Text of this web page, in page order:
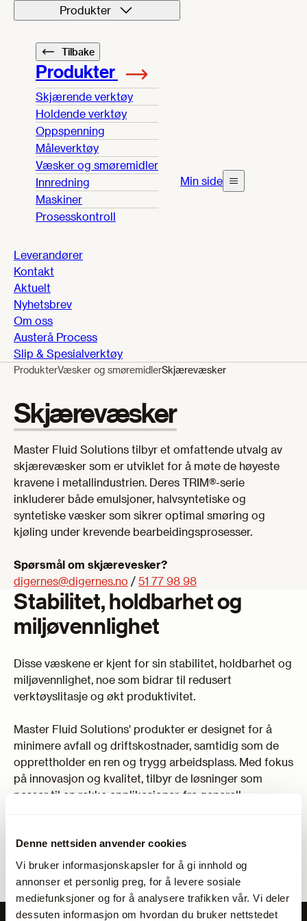
Denne nettsiden anvender cookies
Vi bruker informasjonskapsler for å gi innhold og
annonser et personlig preg, for å levere sosiale
mediefunksjoner og for å analysere trafikken vår. Vi deler
dessuten informasjon om hvordan du bruker nettstedet
Produkter
Tilbake
Produkter
Skjærende verktøy
Holdende verktøy
Oppspenning
Måleverktøy
Væsker og smøremidler
Innredning
Maskiner
Prosesskontroll
Leverandører
Kontakt
Aktuelt
Nyhetsbrev
Om oss
Austerå Process
Slip & Spesialverktøy
Min side
ProdukterVæsker og smøremidlerSkjærevæsker
Skjærevæsker
Master Fluid Solutions tilbyr et omfattende utvalg av
skjærevæsker som er utviklet for å møte de høyeste
kravene i metallindustrien. Deres TRIM®-serie
inkluderer både emulsjoner, halvsyntetiske og
syntetiske væsker som sikrer optimal smøring og
kjøling under krevende bearbeidingsprosesser.
Spørsmål om skjærevesker?
digernes@digernes.no / 51 77 98 98
Stabilitet, holdbarhet og
miljøvennlighet
Disse væskene er kjent for sin stabilitet, holdbarhet og
miljøvennlighet, noe som bidrar til redusert
verktøyslitasje og økt produktivitet.
Master Fluid Solutions' produkter er designet for å
minimere avfall og driftskostnader, samtidig som de
opprettholder en ren og trygg arbeidsplass. Med fokus
på innovasjon og kvalitet, tilbyr de løsninger som
passer til en rekke applikasjoner, fra generell
Deres skjærevæsker er anerkjent for å forbedre
overflatefinish og presisjon, noe som gjør dem til et
førstevalg for profesjonelle i verktøybransjen.